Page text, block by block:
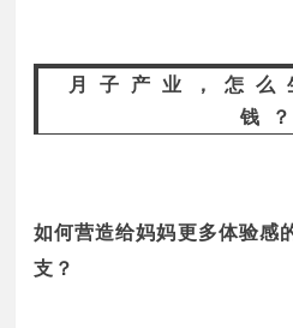
月子产业，怎么
钱？
如何营造给妈妈更多体验感
支？